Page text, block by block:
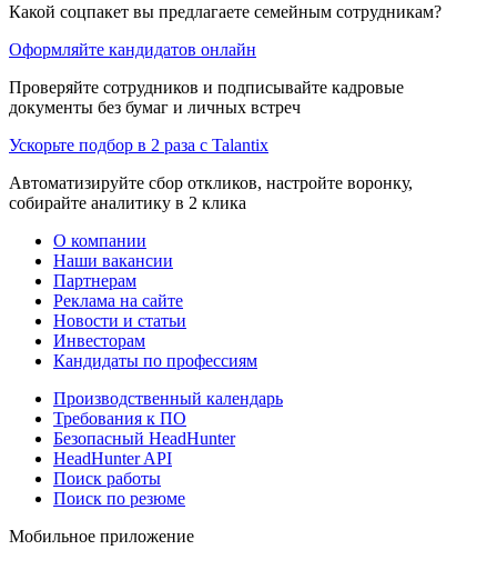
Какой соцпакет вы предлагаете семейным сотрудникам?
Оформляйте кандидатов онлайн
Проверяйте сотрудников и подписывайте кадровые
документы без бумаг и личных встреч
Ускорьте подбор в 2 раза с Talantix
Автоматизируйте сбор откликов, настройте воронку,
собирайте аналитику в 2 клика
О компании
Наши вакансии
Партнерам
Реклама на сайте
Новости и статьи
Инвесторам
Кандидаты по профессиям
Производственный календарь
Требования к ПО
Безопасный HeadHunter
HeadHunter API
Поиск работы
Поиск по резюме
Мобильное приложение